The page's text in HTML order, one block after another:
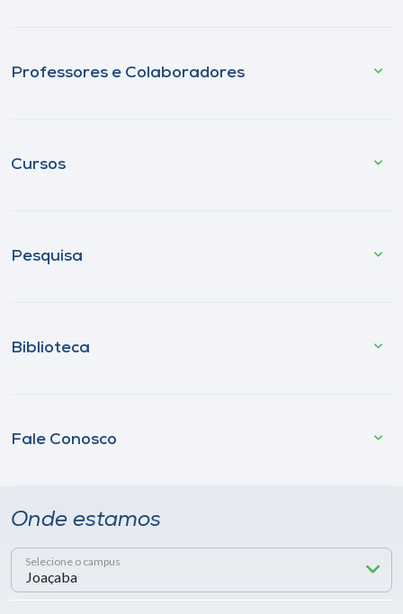
Professores e Colaboradores
Cursos
Pesquisa
Biblioteca
Fale Conosco
Onde estamos
Selecione o campus